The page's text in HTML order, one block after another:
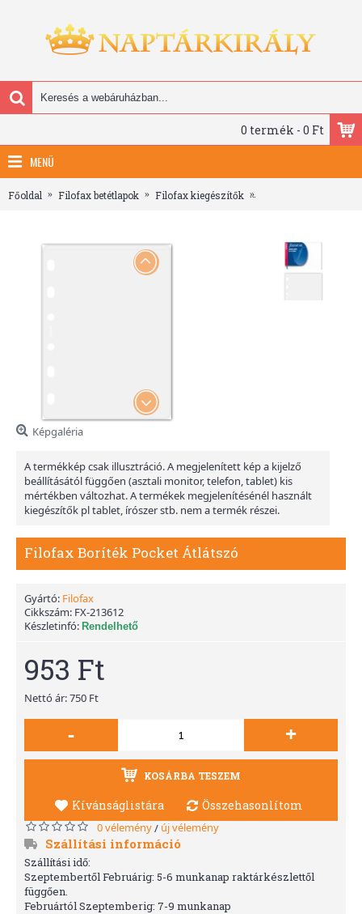
0 termék - 0 Ft
MENÜ
Főoldal Filofax betétlapok Filofax kiegészítők
Képgaléria
A termékkép csak illusztráció. A megjelenített kép a kijelző
beállításától függően (asztali monitor, telefon, tablet) kis
mértékben változhat. A termékek megjelenítésénél használt
kiegészítők pl tablet, írószer stb. nem a termék részei.
Filofax Boríték Pocket Átlátszó
Gyártó: Filofax
Cikkszám: FX-213612
Készletinfó: Rendelhető
953 Ft
Nettó ár: 750 Ft
- +
KOSÁRBA TESZEM
Kívánságlistára Összehasonlítom
0 vélemény/ új vélemény
Szállítási információ
Szállítási idő:
Szeptembertől Februárig: 5-6 munkanap raktárkészlettől
függően.
Februártól Szeptemberig: 7-9 munkanap